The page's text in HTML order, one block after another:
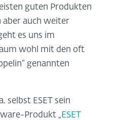
guten Produkten
aber auch weiter
es uns im
wohl mit den oft
genannten
selbst ESET sein
Produkt „ ESET